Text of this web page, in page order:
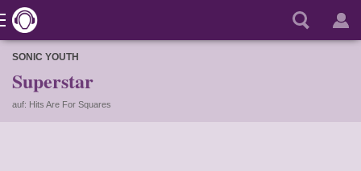
SONIC YOUTH
Superstar
auf: Hits Are For Squares